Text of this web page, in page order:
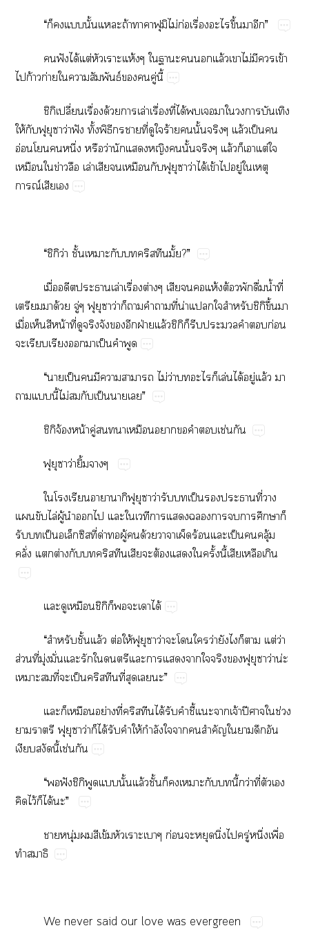
“​​​​ั้​​ถ้​​​​​ไม่​ก่​ื่​​ึ้​​”
​ฟั​ได้​ต่​​ห้​​​​​ล้​​ไม่​​​ข้​
​ก้​ก่​​​ธ์​​​ู่​ี้
ิปี่​ื่​ด้​​ล่​ื่​ี่​ได้​​​​​​​​
ให้​​​​​ว่​ฟั​ั้​ิ​​​ี่​​​ร้​​ั้​​ล้​ป็​​
อ่​​​ึ่​​ว่​​​​​ั้​​ล้​​​ต่​​
​​ข่​​ล่​​​​​​​​ว่​ได้​ข้​​ู่​​​
ณ์​​
“​ิิว่​ั้​​​ั้?”
ื่​​​ล่​ื่​ต่​​​​ห้​ต้​ื่​น้ำ​ี่​
​​ด้​ู่​​​​ว่​​​​​ี่​น่​​​​ิิึ้​​
ื่​​​น้​ี่​​​​​​ฝ่​ล้​ิิ​​​​​ก่​
​​​​​ป็​​
“​​ป็​​​​​ไม่​ว่​​​​ล่​ได้​ู่​ล้​​
​​ี้​ไม่​​​ป็​​”
ิิจ้​น้​ู่​​​​​​​ช่​
​​​ว่​ิ้​
​​​​​​​ว่​​​ป็​​​ี่​​
​​ไล่​ู้​​​​​​​​​​​​​​​
​​ป็​ี่​ด่​​ู้​​ด้​​​ร้​​ป็​​ุ้​
ั่​​ต่​​​​ต้​​​ั้​ี้​​​
​​​ิิ​​​​ได้
“​​ั้​ล้​ต่​ให้​​​​ว่​​​​ว่​​​​​ต่​ว่​
ส่​ี่​ุ่​ั่​​​​​​​​​​​​​​​ว่น่​
​​ี่​​ป็ี่​​​”
​​​ย่​ี่ได้​​​ี้​​​จ้​ปี​​ช่​
​​​​​ว่​​ได้​​​ให้​ำ​​​​ำ​​​​​
​​ี้​ช่​
“​​ฟั​ิ​​ั้​ล้​ั้​​​​​​ี้​ว่​ี่​​​
​ไว้​​ได้​”
​ุ่​​​ข้​​​ก่​​​ิ่​​ู่​ึ่​ื่​
​
We​never​said​our​love​was​evergreen